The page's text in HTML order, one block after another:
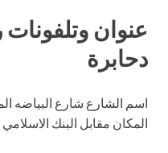
عنوان
دحابرة
اسم الشارع شارع البياضه
المكان مقابل البنك الاسلامي